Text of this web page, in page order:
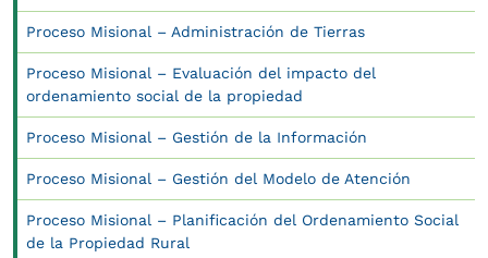
Proceso Misional – Administración de Tierras
Proceso Misional – Evaluación del impacto del
ordenamiento social de la propiedad
Proceso Misional – Gestión de la Información
Proceso Misional – Gestión del Modelo de Atención
Proceso Misional – Planificación del Ordenamiento Social
de la Propiedad Rural